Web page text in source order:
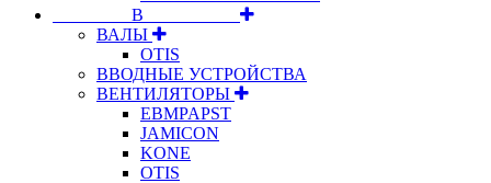
⠀⠀⠀⠀⠀⠀В⠀⠀⠀⠀⠀⠀⠀
ВАЛЫ
OTIS
ВВОДНЫЕ УСТРОЙСТВА
ВЕНТИЛЯТОРЫ
EBMPAPST
JAMICON
KONE
OTIS